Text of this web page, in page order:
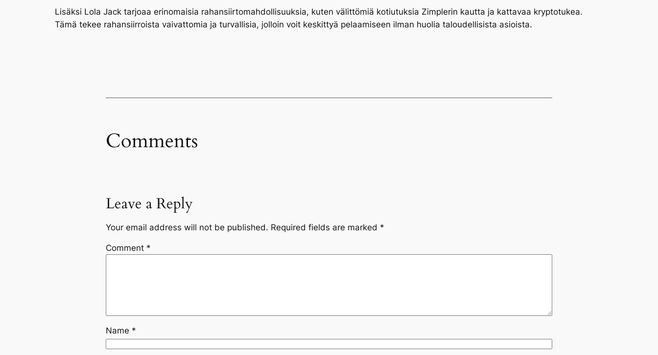
Lisäksi Lola Jack tarjoaa erinomaisia rahansiirtomahdollisuuksia, kuten välittömiä kotiutuksia Zimplerin kautta ja kattavaa kryptotukea.
Tämä tekee rahansiirroista vaivattomia ja turvallisia, jolloin voit keskittyä pelaamiseen ilman huolia taloudellisista asioista.
Comments
Leave a Reply
Your email address will not be published. Required fields are marked *
Comment *
Name *